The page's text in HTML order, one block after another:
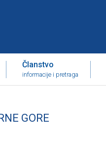
Članstvo
informacije i pretraga
GORE